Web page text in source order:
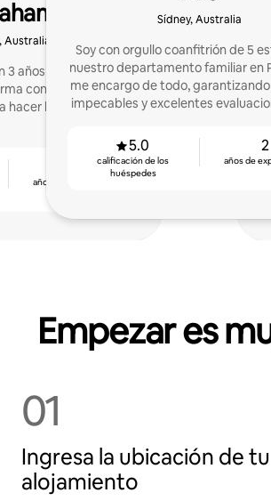
Australia
3 años de evaluaciones
constante. Ahora
hacer lo mismo.
años de experiencia
Sídney, Australia
Soy con orgullo coanfitrión de 5
nuestro departamento familiar en
me encargo de todo,
impecables y excelentes
5.0
calificación de los
huéspedes
2
años de
Empezar es
01
Ingresa la ubicación de tu
alojamiento